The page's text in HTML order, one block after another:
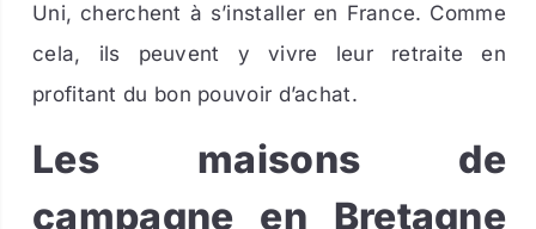
Uni, cherchent à s’installer en France. Comme
cela, ils peuvent y vivre leur retraite en
profitant du bon pouvoir d’achat.
Les maisons de
campagne en Bretagne